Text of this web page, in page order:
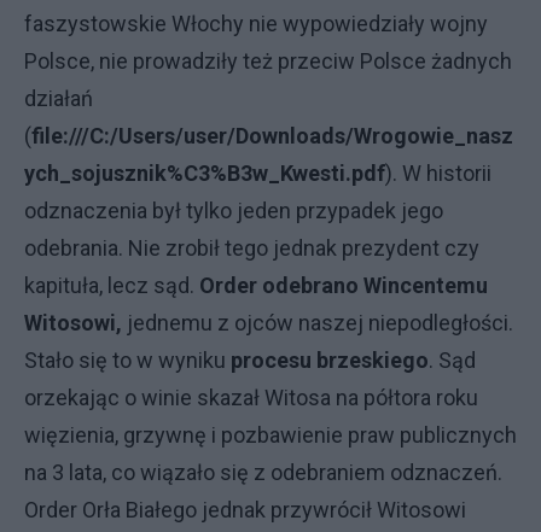
faszystowskie Włochy nie wypowiedziały wojny
Polsce, nie prowadziły też przeciw Polsce żadnych
działań
(file:///C:/Users/user/Downloads/Wrogowie_nasz
ych_sojusznik%C3%B3w_Kwesti.pdf). W historii
odznaczenia był tylko jeden przypadek jego
odebrania. Nie zrobił tego jednak prezydent czy
kapituła, lecz sąd. Order odebrano Wincentemu
Witosowi, jednemu z ojców naszej niepodległości.
Stało się to w wyniku procesu brzeskiego. Sąd
orzekając o winie skazał Witosa na półtora roku
więzienia, grzywnę i pozbawienie praw publicznych
na 3 lata, co wiązało się z odebraniem odznaczeń.
Order Orła Białego jednak przywrócił Witosowi